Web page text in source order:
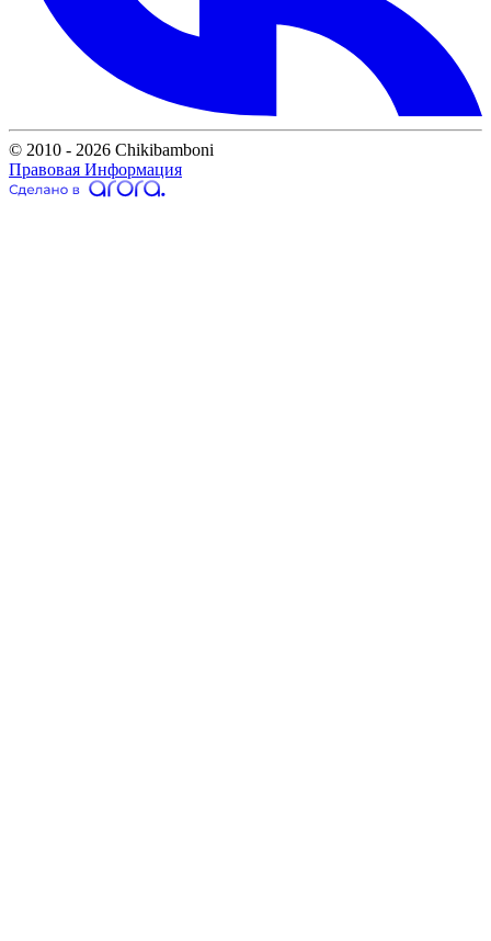
© 2010 - 2026 Chikibamboni
Правовая Информация